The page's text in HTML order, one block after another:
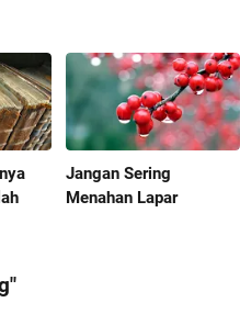
Jangan Sering
Menahan Lapar